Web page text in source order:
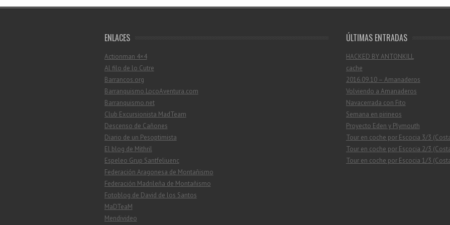
ENLACES
Actionman 4×4
Al filo de lo Cutre
Barrancos.org
Barranquismo.LocoAventura.com
Barranquismo.net
Club Excursionista MadTeam
Descenso de Cañones
Diario de un Pesoptimista
El blog de Mithril
Espeleo Grup Santfeliuenc
Federación Aragonesa de Montañismo
Federación Madrileña de Montañismo
Fotoblog de David de los Santos
MaDTeaM
Mendivideo
ÚLTIMAS ENTRADAS
HACKED BY ANTONKILL
cache
2016.09.10 – Amanaderos
Volviendo a Amanaderos
Navacerrada con Fito
Semana en pirineos
Proyecto Eden y Plymouth
Tour en coche por Escocia 3/3
Tour en coche por Escocia 2/3
Tour en coche por Escocia 1/3